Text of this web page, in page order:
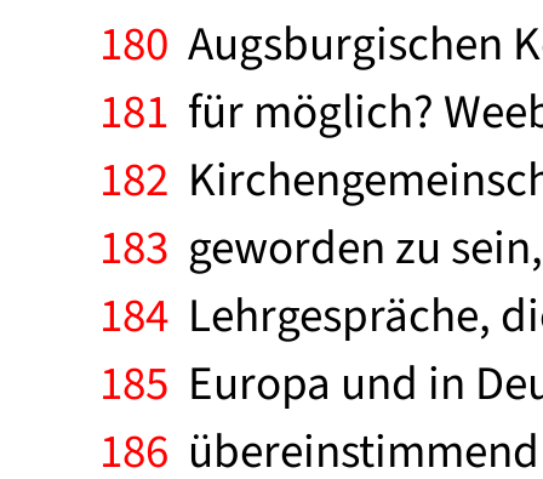
180 Augsburgischen
181 für möglich?
182
183 geworden zu
184 Lehrgespräche,
185 Europa und in
186